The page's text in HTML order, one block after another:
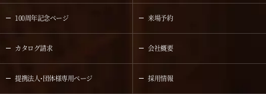
100周年記念ページ 来場予約
カタログ請求 会社概要
提携法人・団体様専用ページ 採用情報